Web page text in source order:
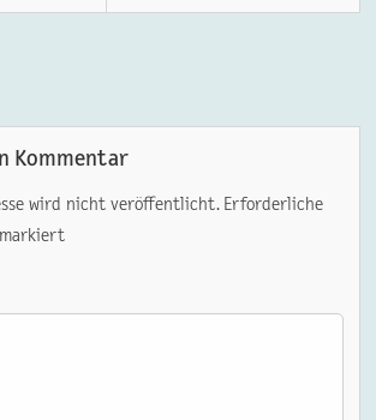
Kommentar
wird nicht veröffentlicht. Erforderliche